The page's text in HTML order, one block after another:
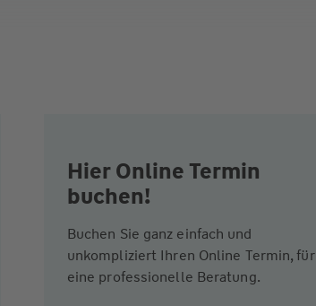
Hier Online Termin
buchen!
Buchen Sie ganz einfach und
unkompliziert Ihren Online Termin, für
eine professionelle Beratung.